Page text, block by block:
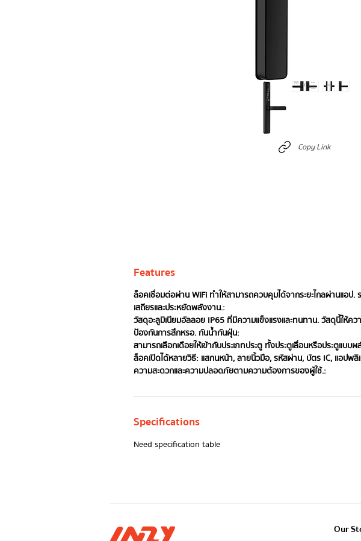
Features
ล็อคเชื่อมต่อผ่าน WiFi ทำให้สามารถควบคุมได้จากระยะไกลผ่านแอป.
เสถียรและประหยัดพลังงาน.:
วัสดุอะลูมิเนียมอัลลอย IP65 ที่มีความแข็งแรงและทนทาน. วัสดุนี้ให้คว
ป้องกันการสึกหรอ. กันน้ำกันฝุ่น:
สามารถเลือกเดือยให้เข้ากับประเภทประตู ทั้งประตูเลื่อนหรือประตูแบบ
ล็อคเปิดได้หลายวิธี: แสกนหน้า, ลายนิ้วมือ, รหัสผ่าน, บัตร IC, แอปพ
ความสะดวกและความปลอดภัยตามความต้องการของผู้ใช้.:
Specifications
Need specification table
Copy Link
Our